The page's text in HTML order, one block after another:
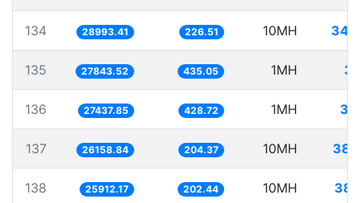
134 28993.41 226.51 10MH
135 27843.52 435.05 1MH
136 27437.85 428.72 1MH
137 26158.84 204.37 10MH
138 25912.17 202.44 10MH